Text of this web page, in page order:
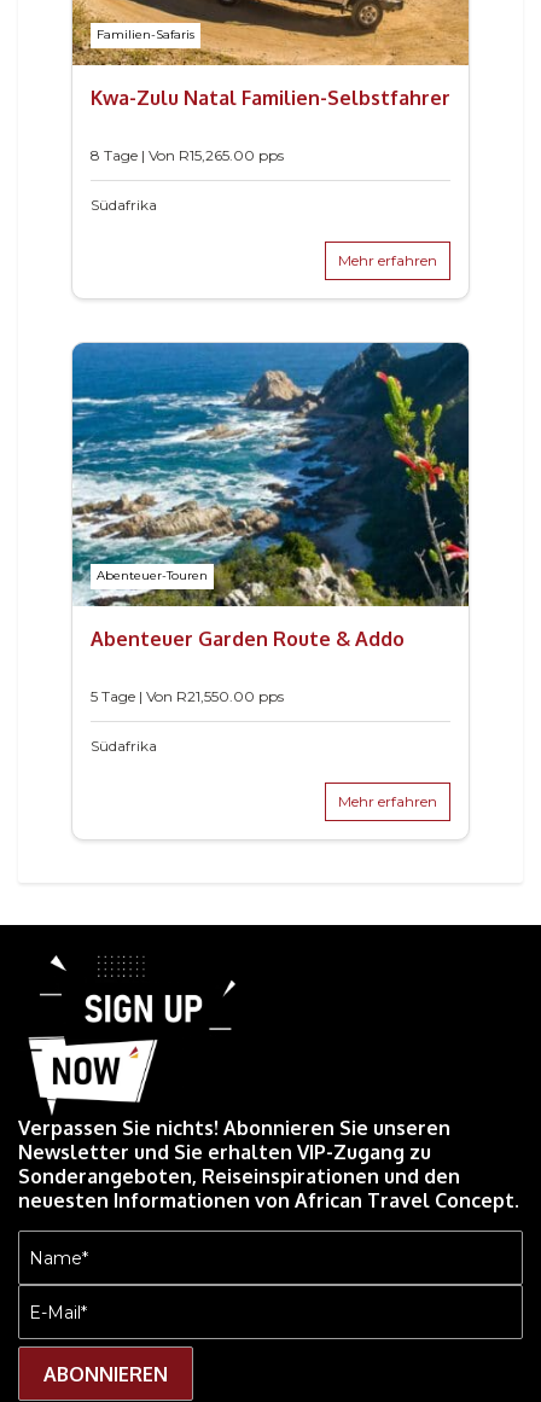
Familien-Safaris
Kwa-Zulu Natal Familien-Selbstfahrer
8 Tage | Von R15,265.00 pps
Südafrika
Mehr erfahren
Abenteuer-Touren
Abenteuer Garden Route & Addo
5 Tage | Von R21,550.00 pps
Südafrika
Mehr erfahren
Verpassen Sie nichts! Abonnieren Sie unseren
Newsletter und Sie erhalten VIP-Zugang zu
Sonderangeboten, Reiseinspirationen und den
neuesten Informationen von African Travel Concept.
Name
(erforderlich)
E-
Mail
(erforderlich)